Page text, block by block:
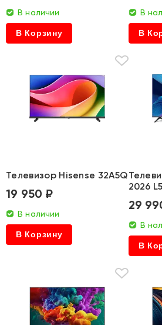
В наличии
В Корзину
В
В
Телевизор Hisense 32A5Q
19 950 ₽
В наличии
В Корзину
2026
29
В
В